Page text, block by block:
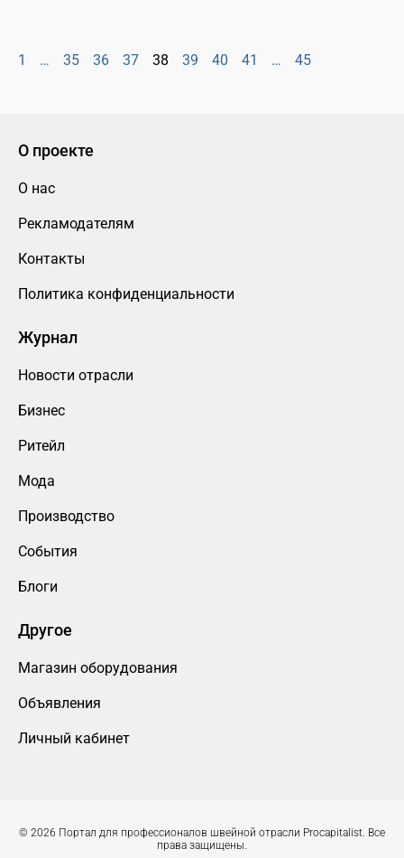
1 … 35 36 37 38 39 40 41 … 45
О проекте
О нас
Рекламодателям
Контакты
Политика конфиденциальности
Журнал
Новости отрасли
Бизнес
Ритейл
Мода
Производство
События
Блоги
Другое
Магазин оборудования
Объявления
Личный кабинет
© 2026 Портал для профессионалов швейной отрасли Procapitalist. Все
права защищены.